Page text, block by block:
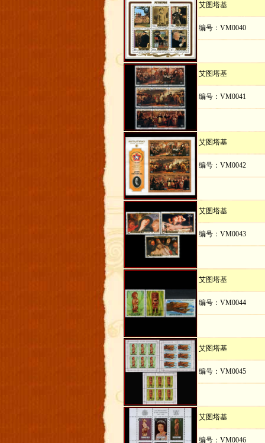
艾图塔基
编号：VM0040
艾图塔基
编号：VM0041
艾图塔基
编号：VM0042
艾图塔基
编号：VM0043
艾图塔基
编号：VM0044
艾图塔基
编号：VM0045
艾图塔基
编号：VM0046